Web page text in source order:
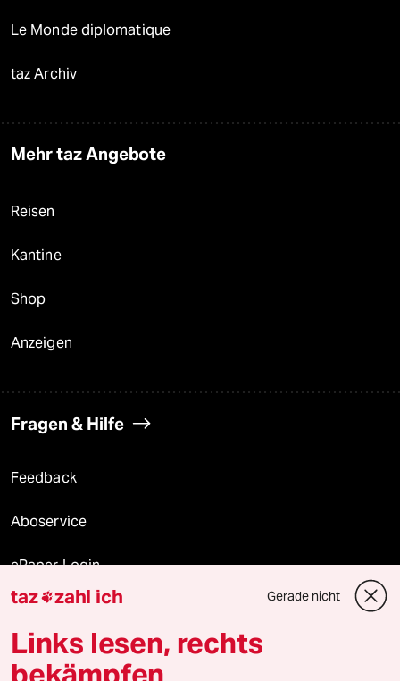
Le Monde diplomatique
taz Archiv
Mehr taz Angebote
Reisen
Kantine
Shop
Anzeigen
Fragen & Hilfe
Feedback
Aboservice
ePaper Login
Downloads für Abonnierende
taz zahl ich Gerade nicht
Links lesen, rechts